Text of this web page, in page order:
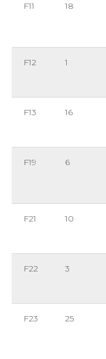
F11 18
F12 1
F13 16
F19 6
F21 10
F22 3
F23 25